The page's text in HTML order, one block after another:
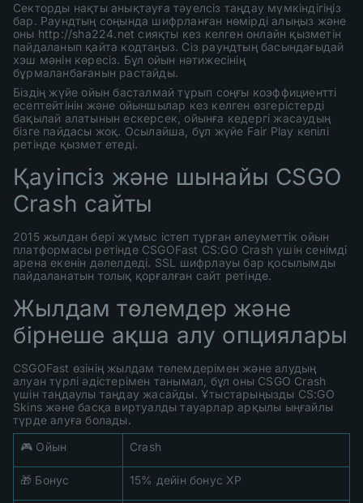
Секторды нақты анықтауға тәуелсіз таңдау мүмкіндігіңіз
бар. Раундтың соңында шифрланған нөмірді алыңыз және
оны http://sha224.net сияқты кез келген онлайн қызметін
пайдаланып қайта кодтаңыз. Сіз раундтың басындағыдай
хэш мәнін көресіз. Бұл ойын нәтижесінің
бұрмаланбағанын растайды.
Біздің жүйе ойын басталмай тұрып соңғы коэффициентті
есептейтінін және ойыншылар кез келген өзгерістерді
бақылай алатынын ескерсек, ойынға кедергі жасаудың
бізге пайдасы жоқ. Осылайша, бұл жүйе Fair Play кепілі
ретінде қызмет етеді.
Қауіпсіз және шынайы CSGO
Crash сайты
2015 жылдан бері жұмыс істеп тұрған әлеуметтік ойын
платформасы ретінде CSGOFast CS:GO Crash үшін сенімді
арена екенін дәлелдеді. SSL шифрлауы бар қосылымды
пайдаланатын толық қорғалған сайт ретінде.
Жылдам төлемдер және
бірнеше ақша алу опциялары
CSGOFast өзінің жылдам төлемдерімен және алудың
алуан түрлі әдістерімен танымал, бұл оны CSGO Crash
үшін таңдаулы таңдау жасайды. Ұтыстарыңызды CS:GO
Skins және басқа виртуалды тауарлар арқылы ыңғайлы
түрде алуға болады.
🎮 Ойын
Crash
🎁 Бонус 15% дейін бонус XP